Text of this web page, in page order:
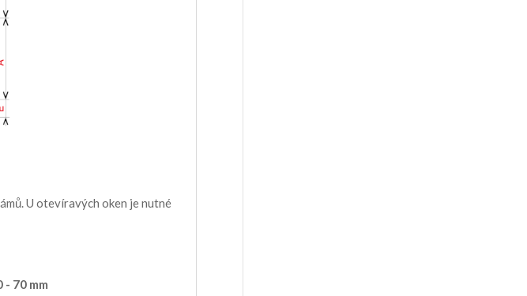
U otevíravých oken je nutné
- 70 mm